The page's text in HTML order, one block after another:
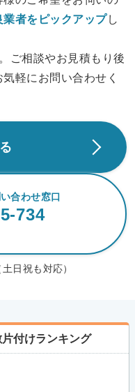
業者をピックアップし
ご相談やお見積もり後
気軽にお問い合わせく
合わせ窓口
734
日祝も対応）
付けランキング